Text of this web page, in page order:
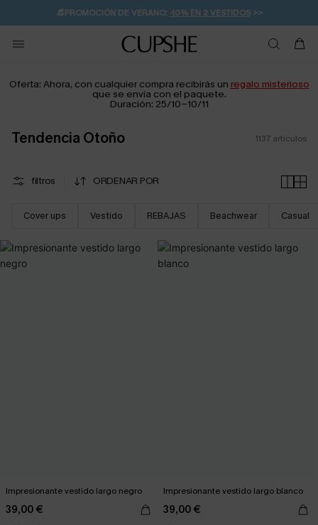
👒PROMOCIÓN DE VERANO: -10% EN 2 VESTIDOS>>
💌¡SUSCRIBIRSE & GANAR -10% EXTRA!
🚚ENVÍO GRATUITO A PARTIR DE 49 € >>
Oferta: Ahora, con cualquier compra recibirás un regalo misterioso
que se envía con el paquete.
Duración: 25/10-10/11
Tendencia Otoño 1137 artículos
filtros ORDENAR POR
Cover ups Vestido REBAJAS Beachwear Casual
Impresionante vestido largo negro
39,00 €
Impresionante vestido largo blanco
39,00 €